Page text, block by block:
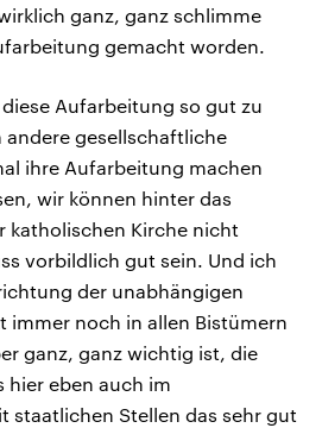
ganz, ganz schlimme
gemacht worden.
Aufarbeitung so gut zu
andere gesellschaftliche
ihre Aufarbeitung machen
wir können hinter das
katholischen Kirche nicht
vorbildlich gut sein. Und ich
der unabhängigen
immer noch in allen Bistümern
ganz, ganz wichtig ist, die
hier eben auch im
staatlichen Stellen das sehr gut